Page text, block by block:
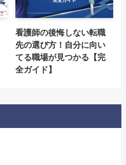
看護師の後悔しない転職
先の選び方！自分に向い
てる職場が見つかる【完
全ガイド】